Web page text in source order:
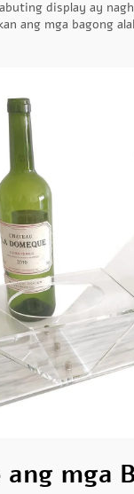
display ay
ang mga bagong
mga